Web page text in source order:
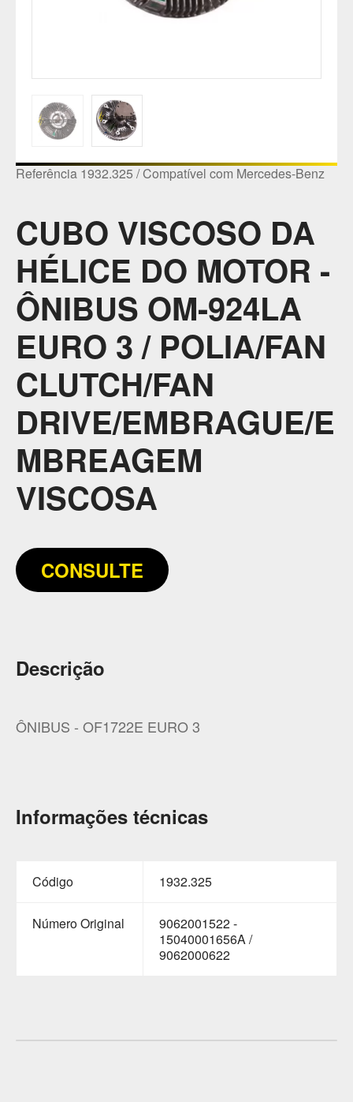
Referência 1932.325 / Compatível com Mercedes-Benz
CUBO VISCOSO DA
HÉLICE DO MOTOR -
ÔNIBUS OM-924LA
EURO 3 / POLIA/FAN
CLUTCH/FAN
DRIVE/EMBRAGUE/E
MBREAGEM
VISCOSA
CONSULTE
Descrição
ÔNIBUS - OF1722E EURO 3
Informações técnicas
Código 1932.325
Número Original
9062001522 -
15040001656A /
9062000622